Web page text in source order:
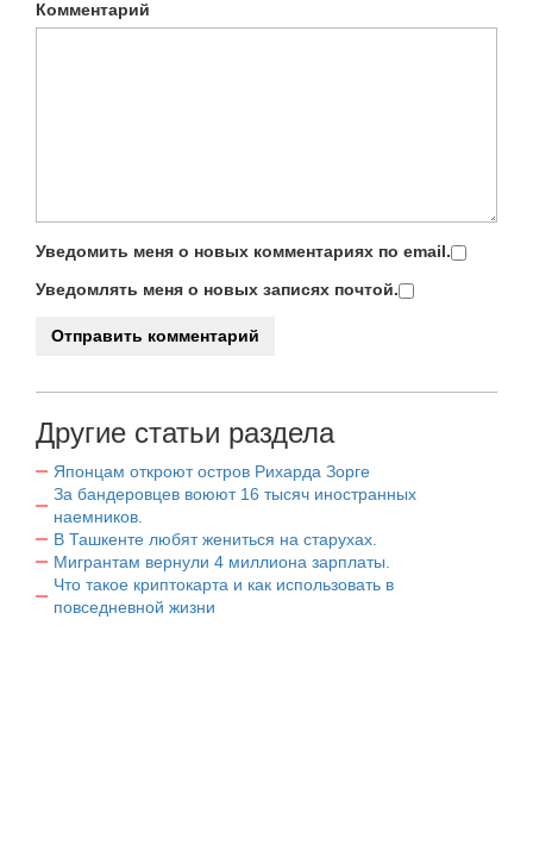
Комментарий
Уведомить меня о новых комментариях по email.
Уведомлять меня о новых записях почтой.
Другие статьи раздела
Японцам откроют остров Рихарда Зорге
За бандеровцев воюют 16 тысяч иностранных
наемников.
В Ташкенте любят жениться на старухах.
Мигрантам вернули 4 миллиона зарплаты.
Что такое криптокарта и как использовать в
повседневной жизни